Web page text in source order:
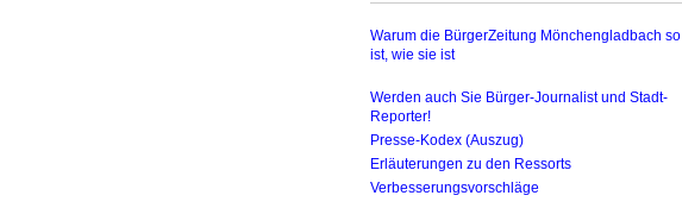
Warum die BürgerZeitung Mönchengladbach so
ist, wie sie ist
Werden auch Sie Bürger-Journalist und Stadt-
Reporter!
Presse-Kodex (Auszug)
Erläuterungen zu den Ressorts
Verbesserungsvorschläge